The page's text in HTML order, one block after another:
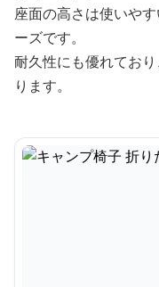
座面の高さは使いや
ーズです。
耐久性にも優れてお
ります。